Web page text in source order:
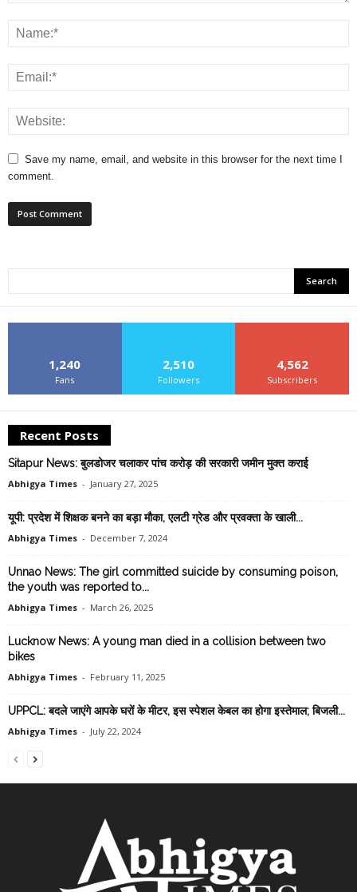
Save my name, email, and website in this browser for the next time I
comment.
1,240
Fans
2,510
Followers
4,562
Subscribers
Recent Posts
Sitapur News: बुलडोजर चलाकर पांच करोड़ की सरकारी जमीन मुक्त कराई
Abhigya Times - January 27, 2025
यूपी: प्रदेश में शिक्षक बनने का बड़ा मौका, एलटी ग्रेड और प्रवक्ता के खाली...
Abhigya Times - December 7, 2024
Unnao News: The girl committed suicide by consuming poison,
the youth was reported to...
Abhigya Times - March 26, 2025
Lucknow News: A young man died in a collision between two
bikes
Abhigya Times - February 11, 2025
UPPCL: बदले जाएंगे आपके घरों के मीटर, इस स्पेशल केबल का होगा इस्तेमाल; बिजली...
Abhigya Times - July 22, 2024